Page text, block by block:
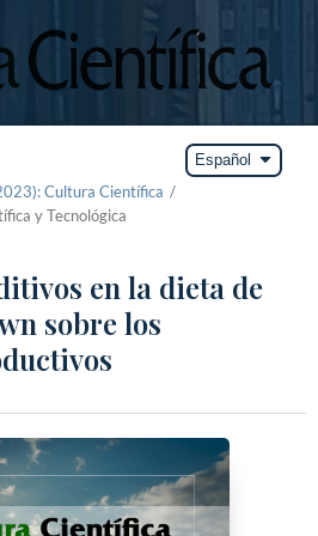
Español arrow_drop_down
Cultura Científica /
y Tecnológica
en la dieta de
sobre los